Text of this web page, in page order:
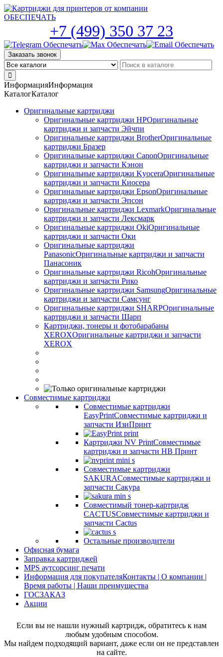
Skip
to
+7 (499) 350 37 23
Заказать звонок
ИнформацияИнформация
КаталогКаталог
Оригинальные картриджи
Оригинальные картриджи HPОригинальные
картриджи и запчасти Эйчпи
Оригинальные картриджи BrotherОригинальные
картриджи Бразер
Оригинальные картриджи CanonОригинальные
картриджи и запчасти Кэнон
Оригинальные картриджи KyoceraОригинальные
картриджи и запчасти Киосера
Оригинальные картриджи EpsonОригинальные
картриджи и запчасти Эпсон
Оригинальные картриджи LexmarkОригинальные
картриджи и запчасти Лексмарк
Оригинальные картриджи ОkiОригинальные
картриджи и запчасти Оки
Оригинальные картриджи
PanasonicОригинальные картриджи и запчасти
Панасоник
Оригинальные картриджи RicohОригинальные
картриджи и запчасти Рико
Оригинальные картриджи SamsungОригинальные
картриджи и запчасти Самсунг
Оригинальные картриджи SHARPОригинальные
картриджи и запчасти Шарп
Картриджи, тонеры и фотобарабаны
XEROXОригинальные картриджи и запчасти
XEROX
Совместимые картриджи
Совместимые картриджи
EasyPrintСовместимые картриджи и
запчасти ИзиПринт
Картриджи NV PrintСовместимые
картриджи и запчасти НВ Принт
Совместимые картриджи
SAKURAСовместимые картриджи и
запчасти Сакура
Совместимый тонер-картридж
CACTUSСовместимые картриджи и
запчасти Cactus
Остальные производители
Офисная бумага
Заправка картриджей
MPS аутсорсинг печати
Информация для покупателяКонтакты | О компании |
Время работы | Наши преимущества
ГОСЗАКАЗ
Акции
Если вы не нашли нужный картридж, обратитесь к нам
любым удобным способом.
Мы найдем подходящий вариант, даже если он не представлен
на сайте.